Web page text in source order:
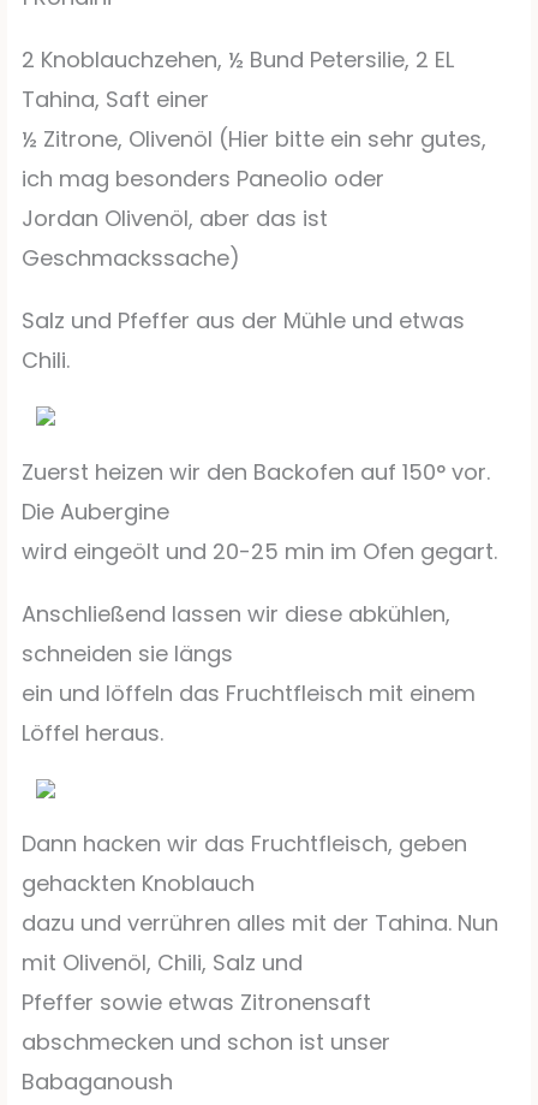
2 Knoblauchzehen, ½ Bund Petersilie, 2 EL
Tahina, Saft einer
½ Zitrone, Olivenöl (Hier bitte ein sehr gutes,
ich mag besonders Paneolio oder
Jordan Olivenöl, aber das ist
Geschmackssache)
Salz und Pfeffer aus der Mühle und etwas
Chili.
Zuerst heizen wir den Backofen auf 150° vor.
Die Aubergine
wird eingeölt und 20-25 min im Ofen gegart.
Anschließend lassen wir diese abkühlen,
schneiden sie längs
ein und löffeln das Fruchtfleisch mit einem
Löffel heraus.
Dann hacken wir das Fruchtfleisch, geben
gehackten Knoblauch
dazu und verrühren alles mit der Tahina. Nun
mit Olivenöl, Chili, Salz und
Pfeffer sowie etwas Zitronensaft
abschmecken und schon ist unser
Babaganoush